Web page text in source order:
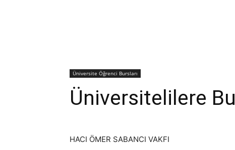
Üniversite Öğrenci Bursları
Üniversitelilere
HACI ÖMER SABANCI VAKFI